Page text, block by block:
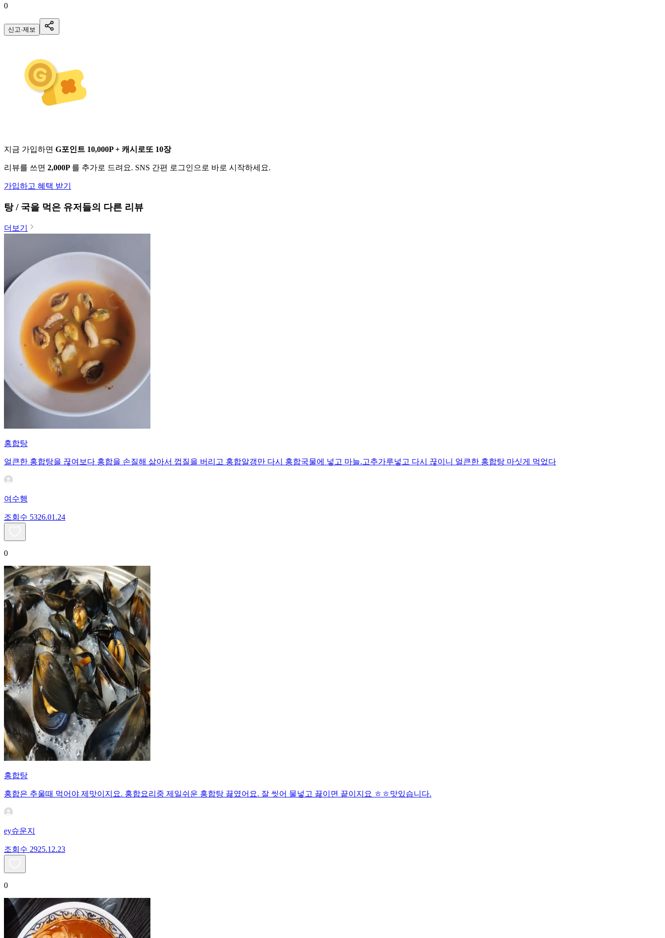
0
신고·제보
지금 가입하면 G포인트 10,000P + 캐시로또 10장
리뷰를 쓰면 2,000P 를 추가로 드려요. SNS 간편 로그인으로 바로 시작하세요.
가입하고 혜택 받기
탕 / 국을 먹은 유저들의 다른 리뷰
더보기
홍합탕
얼큰한 홍합탕을 끊여보다 홍합을 손질해 삶아서 껍질을 버리고 홍합알갱만 다시 홍합국물에 넣고 마늘.고추가루넣고 다시 끊이니 얼큰한 홍합탕 마싯게 먹었다
여수행
조회수 5326.01.24
0
홍합탕
홍합은 추울때 먹어야 제맛이지요. 홍합요리중 제일쉬운 홍합탕 끓였어요. 잘 씻어 물넣고 끓이면 끝이지요 ㅎㅎ맛있습니다.
ey슈운지
조회수 2925.12.23
0